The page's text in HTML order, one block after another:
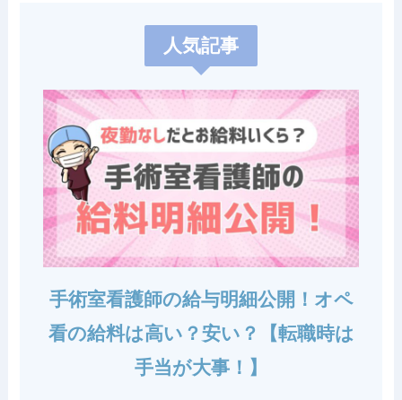
人気記事
手術室看護師の給与明細公開！オペ
看の給料は高い？安い？【転職時は
手当が大事！】